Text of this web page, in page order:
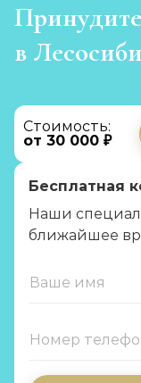
в
Стоимость:
от 30 000 ₽
Бесплатная
Наши
ближайшее